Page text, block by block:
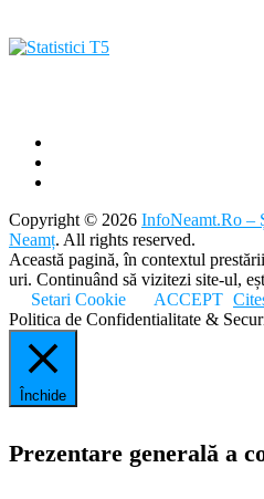
Copyright © 2026 InfoNeamt.Ro –
Neamț. All rights reserved.
Această pagină, în contextul
uri. Continuând să vizitezi site-ul,
Setari Cookie
ACCEPT
Politica de Confidentialitate &
Închide
Prezentare generală a